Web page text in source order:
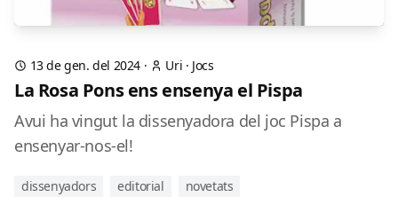
13 de gen. del 2024 · Uri · Jocs
La Rosa Pons ens ensenya el Pispa
Avui ha vingut la dissenyadora del joc Pispa a
ensenyar-nos-el!
dissenyadors editorial novetats